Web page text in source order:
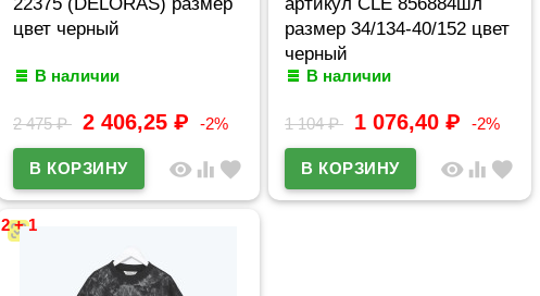
цвет черный
В наличии
2 475₽ 2 406,25 ₽ -2%
visibility equalizer favorite
размер 34/134-40/152 цвет
черный
В наличии
1 104₽ 1 076,40₽ -2%
visibility equalizer favorite
2 + 1